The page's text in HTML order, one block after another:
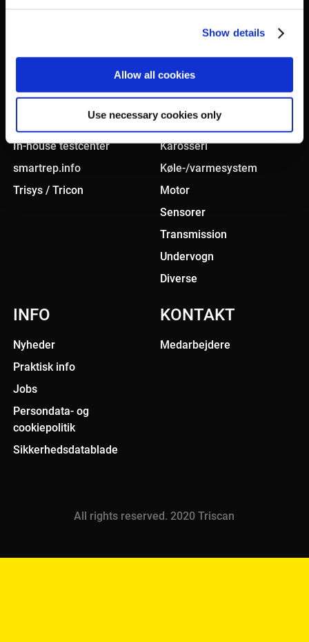
Show details
Allow all cookies
Use necessary cookies only
KONCEPT
In-house testcenter
smartrep.info
Trisys / Tricon
PRODUKTER
Bremsesystem
Karosseri
Køle-/varmesystem
Motor
Sensorer
Transmission
Undervogn
Diverse
INFO
Nyheder
Praktisk info
Jobs
Persondata- og
cookiepolitik
Sikkerhedsdatablade
KONTAKT
Medarbejdere
All rights reserved. 2020 Triscan